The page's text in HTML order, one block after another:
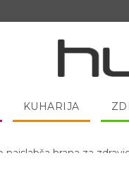
KUHARIJA
spanjem dobro pojesti